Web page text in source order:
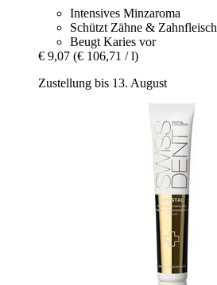
Intensives Minzaroma
Schützt Zähne & Zahnfleisch
Beugt Karies vor
€ 9,07 (€ 106,71 / l)
Zustellung bis 13. August